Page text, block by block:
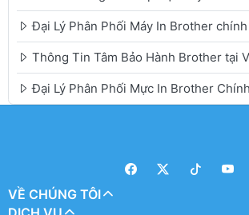
Đại Lý Phân Phối Máy In Brother
Thông Tin Tâm Bảo Hành Brother tại
Đại Lý Phân Phối Mực In Brother
VỀ CHÚNG TÔI